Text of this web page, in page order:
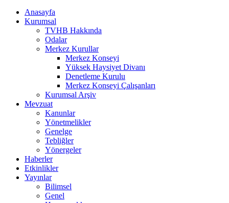
Anasayfa
Kurumsal
TVHB Hakkında
Odalar
Merkez Kurullar
Merkez Konseyi
Yüksek Haysiyet Divanı
Denetleme Kurulu
Merkez Konseyi Çalışanları
Kurumsal Arşiv
Mevzuat
Kanunlar
Yönetmelikler
Genelge
Tebliğler
Yönergeler
Haberler
Etkinlikler
Yayınlar
Bilimsel
Genel